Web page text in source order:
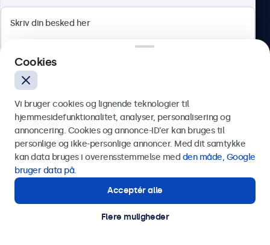
Herstedøstervej 27-29, unit A, 2620 Albertslund, Danmark
Dansk
© 2026 Beetronics
Send
Eller ring til os på
Kontakt vores specialister.
Cookies
Vi bruger cookies og lignende teknologier til
hjemmesidefunktionalitet, analyser, personalisering og
annoncering. Cookies og annonce-ID’er kan bruges til
personlige og ikke-personlige annoncer. Med dit samtykke
kan data bruges i overensstemmelse med den måde, Google
bruger data på.
Acceptér alle
Flere muligheder